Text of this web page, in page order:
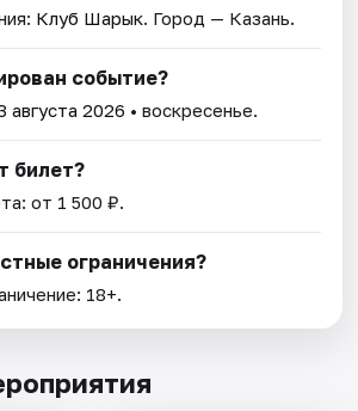
Клуб Шарык. Город — Казань.
событие?
августа 2026 • воскресенье.
билет?
от 1 500 ₽.
ограничения?
18+.